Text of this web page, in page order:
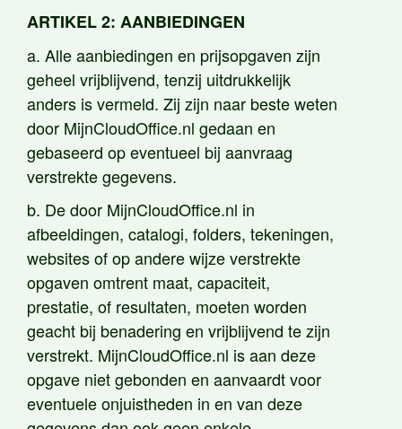
ARTIKEL 2: AANBIEDINGEN
a. Alle aanbiedingen en prijsopgaven zijn
geheel vrijblijvend, tenzij uitdrukkelijk
anders is vermeld. Zij zijn naar beste weten
door MijnCloudOffice.nl gedaan en
gebaseerd op eventueel bij aanvraag
verstrekte gegevens.
b. De door MijnCloudOffice.nl in
afbeeldingen, catalogi, folders, tekeningen,
websites of op andere wijze verstrekte
opgaven omtrent maat, capaciteit,
prestatie, of resultaten, moeten worden
geacht bij benadering en vrijblijvend te zijn
verstrekt. MijnCloudOffice.nl is aan deze
opgave niet gebonden en aanvaardt voor
eventuele onjuistheden in en van deze